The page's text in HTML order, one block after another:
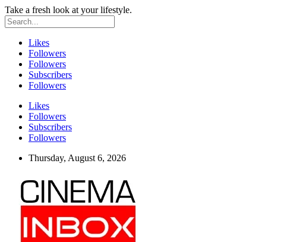
Take a fresh look at your lifestyle.
Likes
Followers
Followers
Subscribers
Followers
Likes
Followers
Subscribers
Followers
Thursday, August 6, 2026